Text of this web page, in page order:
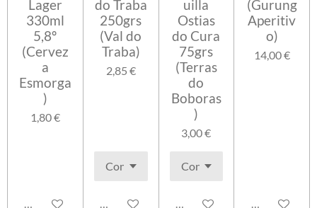
Lager
330ml
5,8º
(Cervez
a
Esmorga
)
1,80 €
Avisarme cuando esté disponible
do Traba
250grs
(Val do
Traba)
2,85 €
Añadir al carrito
uilla
Ostias
do Cura
75grs
(Terras
do
Boboras
)
3,00 €
Añadir al carrito
(Gurung
Aperitiv
o)
14,00 €
Añadir al